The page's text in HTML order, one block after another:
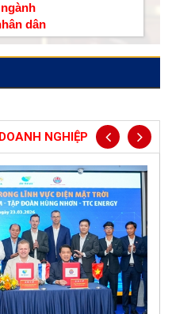
dân
NGHIỆP